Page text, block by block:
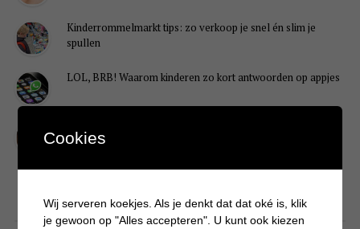
Kinderrommelmarkt tips: zo verkoop je snel én slim je
spullen
LOL, BRB! Waarom kinderen zo kort antwoorden op appjes
DIY
Cookies
Wij serveren koekjes. Als je denkt dat dat oké is, klik
je gewoon op "Alles accepteren". U kunt ook kiezen